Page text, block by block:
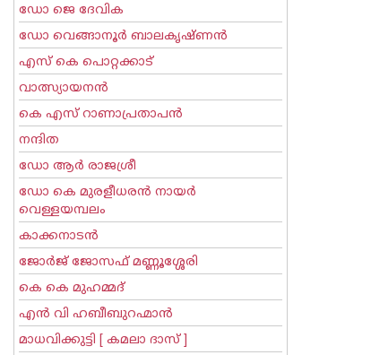
ഡോ ജെ ദേവിക
ഡോ വെങ്ങാനൂര്‍ ബാലകൃഷ്ണന്‍
എസ്‌ കെ പൊറ്റക്കാട്‌
വാത്സ്യായനന്‍
കെ എസ് റാണാപ്രതാപന്‍
നന്ദിത
ഡോ ആര്‍ രാജശ്രീ
ഡോ കെ മുരളീധരന്‍ നായര്‍
വെള്ളയമ്പലം
കാക്കനാടന്‍
ജോര്‍ജ് ജോസഫ് മണ്ണൂശ്ശേരി
കെ കെ മുഹമ്മദ്
എന്‍ വി ഹബീബുറഹ്മാന്‍
മാധവിക്കുട്ടി [ കമലാ ദാസ് ]